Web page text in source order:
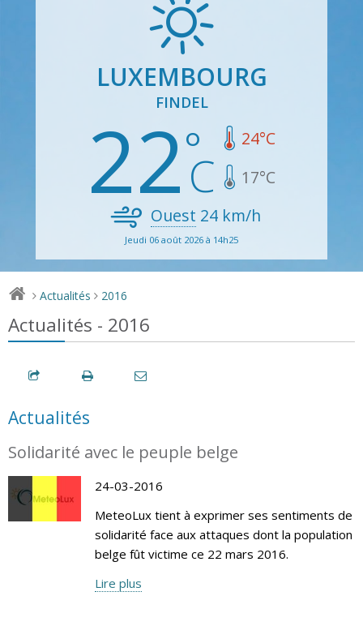
LUXEMBOURG
FINDEL
22 24°C
17°C
Ouest 24 km/h
Jeudi 06 août 2026 à 14h25
> Actualités > 2016
Actualités - 2016
Actualités
Solidarité avec le peuple belge
24-03-2016
MeteoLux tient à exprimer ses sentiments de
solidarité face aux attaques dont la population
belge fût victime ce 22 mars 2016.
Lire plus